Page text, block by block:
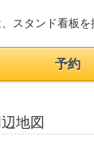
スタンド看板を
予約
地図